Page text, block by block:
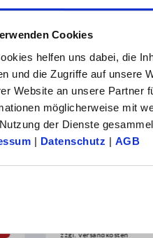
Cookies
helfen uns dabei, die
und die Zugriffe auf unsere
Website an unsere Partner
möglicherweise mit
der Dienste
| Datenschutz | AGB
Rohrverbinder
Aluminium, mit
zzgl. Versandkosten